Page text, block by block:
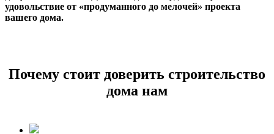
удовольствие от «продуманного до мелочей» проекта
вашего дома.
Почему стоит доверить строительство
дома нам